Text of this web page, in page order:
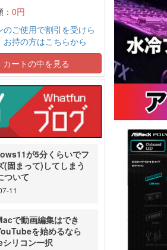
0円
のご使用で割引を受けら
お持の方はこちらから
カートの中を見る
が5分くらいでフ
(固まって)してしまう
ついて
11
で動画編集はでき
を始めるなら
リコン一択